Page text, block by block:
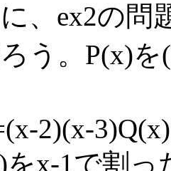
、ex2の問
う。P(x)
をx-1で割っ